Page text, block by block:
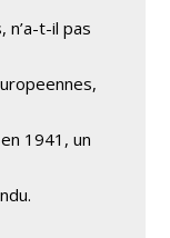
n’a-t-il pas
1941, un